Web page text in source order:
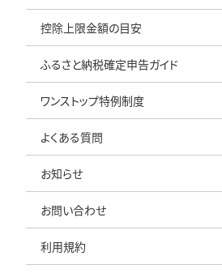
控除上限金額の目安
ふるさと納税確定申告ガイド
ワンストップ特例制度
よくある質問
お知らせ
お問い合わせ
利用規約